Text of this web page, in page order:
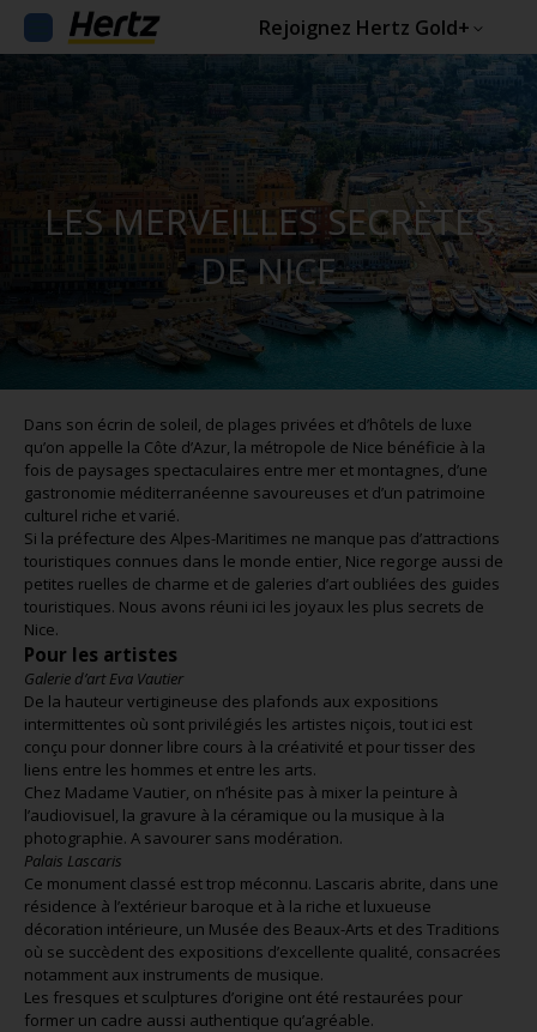
Rejoignez Hertz Gold+
LES MERVEILLES SECRÈTES
DE NICE
Dans son écrin de soleil, de plages privées et d’hôtels de luxe
qu’on appelle la Côte d’Azur, la métropole de Nice bénéficie à la
fois de paysages spectaculaires entre mer et montagnes, d’une
gastronomie méditerranéenne savoureuses et d’un patrimoine
culturel riche et varié.
Si la préfecture des Alpes-Maritimes ne manque pas d’attractions
touristiques connues dans le monde entier, Nice regorge aussi de
petites ruelles de charme et de galeries d’art oubliées des guides
touristiques. Nous avons réuni ici les joyaux les plus secrets de
Nice.
Pour les artistes
Galerie d’art Eva Vautier
De la hauteur vertigineuse des plafonds aux expositions
intermittentes où sont privilégiés les artistes niçois, tout ici est
conçu pour donner libre cours à la créativité et pour tisser des
liens entre les hommes et entre les arts.
Chez Madame Vautier, on n’hésite pas à mixer la peinture à
l’audiovisuel, la gravure à la céramique ou la musique à la
photographie. A savourer sans modération.
Palais Lascaris
Ce monument classé est trop méconnu. Lascaris abrite, dans une
résidence à l’extérieur baroque et à la riche et luxueuse
décoration intérieure, un Musée des Beaux-Arts et des Traditions
où se succèdent des expositions d’excellente qualité, consacrées
notamment aux instruments de musique.
Les fresques et sculptures d’origine ont été restaurées pour
former un cadre aussi authentique qu’agréable.